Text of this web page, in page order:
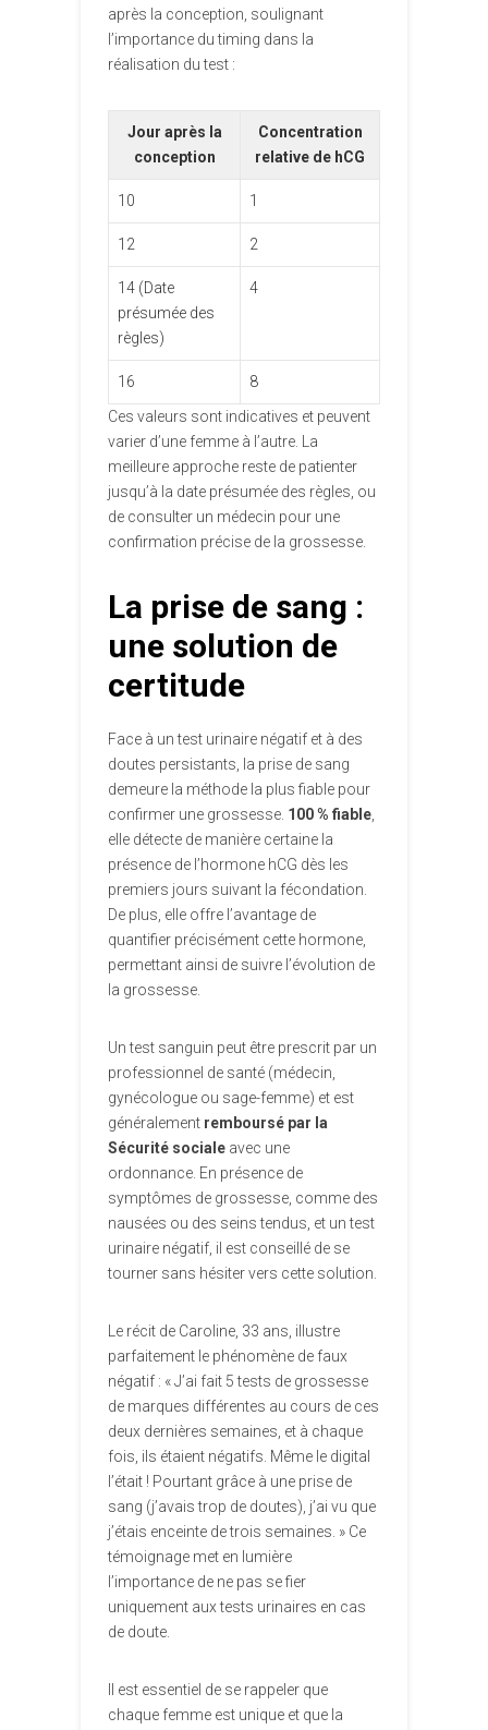
après la conception, soulignant
l’importance du timing dans la
réalisation du test :
Jour après la
conception
Concentration
relative de hCG
10 1
12 2
14 (Date
présumée des
règles)
4
16
8
Ces valeurs sont indicatives et peuvent
varier d’une femme à l’autre. La
meilleure approche reste de patienter
jusqu’à la date présumée des règles, ou
de consulter un médecin pour une
confirmation précise de la grossesse.
La prise de sang :
une solution de
certitude
Face à un test urinaire négatif et à des
doutes persistants, la prise de sang
demeure la méthode la plus fiable pour
confirmer une grossesse. 100 % fiable,
elle détecte de manière certaine la
présence de l’hormone hCG dès les
premiers jours suivant la fécondation.
De plus, elle offre l’avantage de
quantifier précisément cette hormone,
permettant ainsi de suivre l’évolution de
la grossesse.
Un test sanguin peut être prescrit par un
professionnel de santé (médecin,
gynécologue ou sage-femme) et est
généralement remboursé par la
Sécurité sociale avec une
ordonnance. En présence de
symptômes de grossesse, comme des
nausées ou des seins tendus, et un test
urinaire négatif, il est conseillé de se
tourner sans hésiter vers cette solution.
Le récit de Caroline, 33 ans, illustre
parfaitement le phénomène de faux
négatif : « J’ai fait 5 tests de grossesse
de marques différentes au cours de ces
deux dernières semaines, et à chaque
fois, ils étaient négatifs. Même le digital
l’était ! Pourtant grâce à une prise de
sang (j’avais trop de doutes), j’ai vu que
j’étais enceinte de trois semaines. » Ce
témoignage met en lumière
l’importance de ne pas se fier
uniquement aux tests urinaires en cas
de doute.
Il est essentiel de se rappeler que
chaque femme est unique et que la